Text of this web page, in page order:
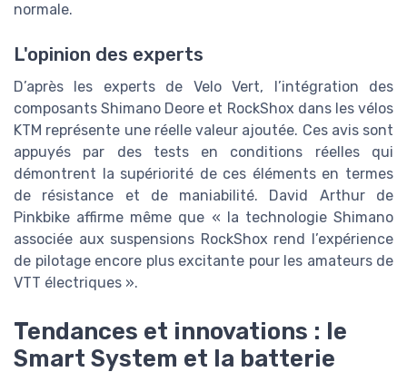
normale.
L'opinion des experts
D’après les experts de Velo Vert, l’intégration des
composants Shimano Deore et RockShox dans les vélos
KTM représente une réelle valeur ajoutée. Ces avis sont
appuyés par des tests en conditions réelles qui
démontrent la supériorité de ces éléments en termes
de résistance et de maniabilité. David Arthur de
Pinkbike affirme même que « la technologie Shimano
associée aux suspensions RockShox rend l’expérience
de pilotage encore plus excitante pour les amateurs de
VTT électriques ».
Tendances et innovations : le
Smart System et la batterie